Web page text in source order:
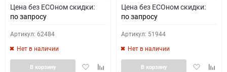
Цена без ECOном скидки:
по запросу
Артикул: 62484
Нет в наличии
ДобавитьДобавить
В корзину
Цена без ECOном скидки:
по запросу
Артикул: 51944
Нет в наличии
Добавить
В корзину